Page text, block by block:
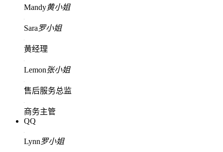
Mandy黄小姐
Sara罗小姐
黄经理
Lemon张小姐
售后服务总监
商务主管
QQ
Lynn罗小姐